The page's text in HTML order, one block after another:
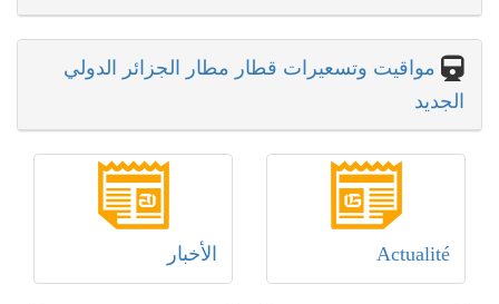
مواقيت وتسعيرات قطار مطار الجزائر الدولي
الجديد
Actualité الأخبار